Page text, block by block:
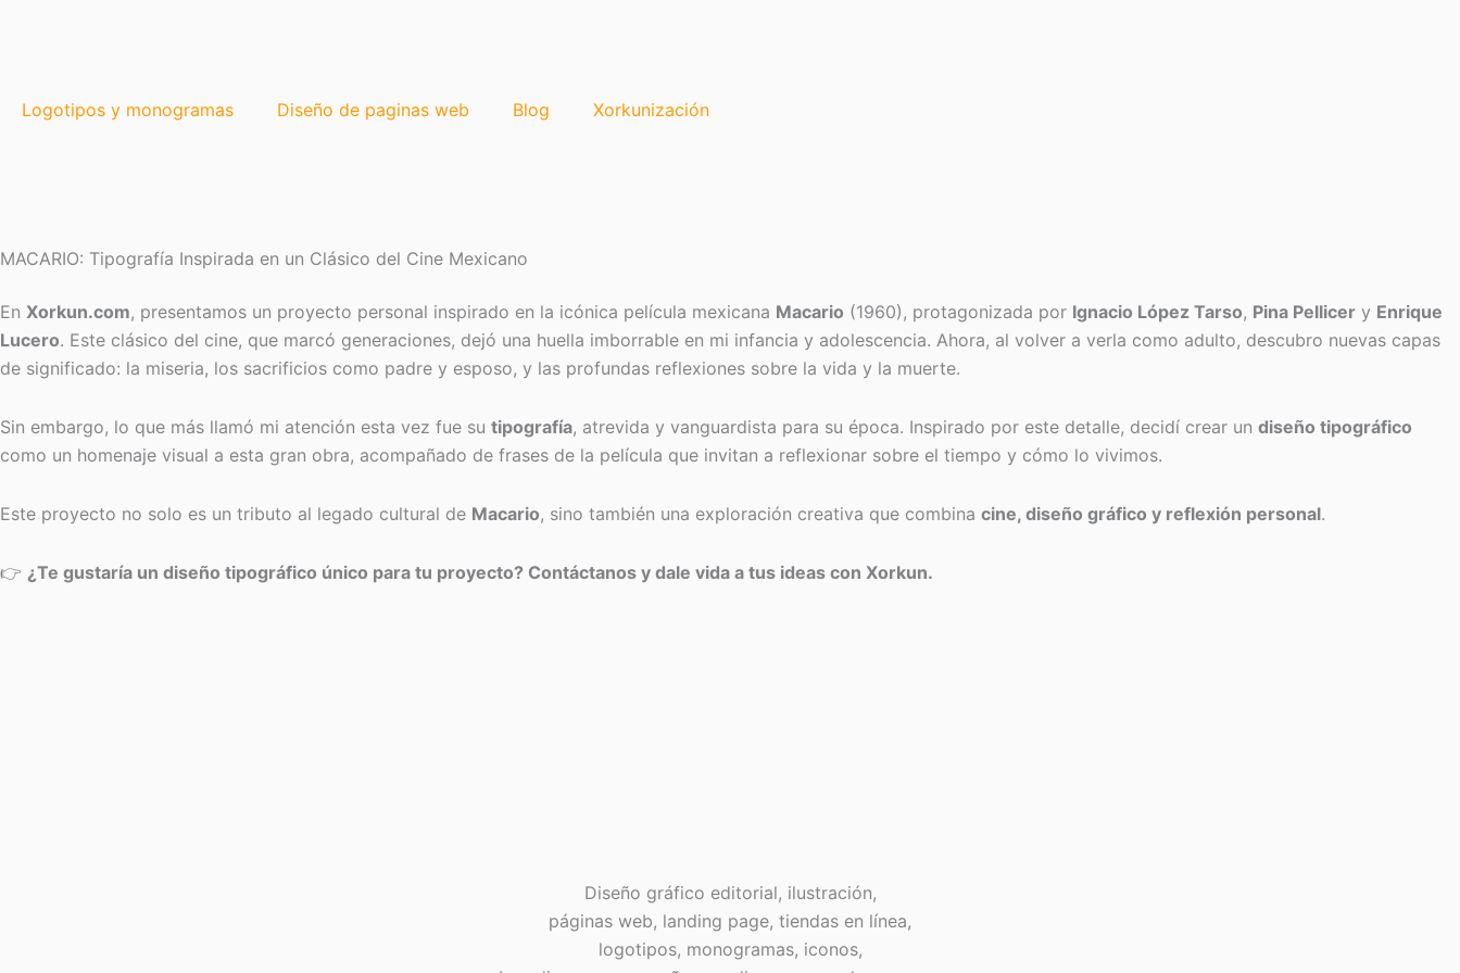
Logotipos y monogramas
Diseño de paginas web Blog Xorkunización
MACARIO: Tipografía Inspirada en un Clásico del Cine Mexicano
En Xorkun.com, presentamos un proyecto personal inspirado en la icónica película mexicana Macario (1960), protagonizada por Ignacio López Tarso, Pina Pellicer y Enrique
Lucero. Este clásico del cine, que marcó generaciones, dejó una huella imborrable en mi infancia y adolescencia. Ahora, al volver a verla como adulto, descubro nuevas capas
de significado: la miseria, los sacrificios como padre y esposo, y las profundas reflexiones sobre la vida y la muerte.
Sin embargo, lo que más llamó mi atención esta vez fue su tipografía, atrevida y vanguardista para su época. Inspirado por este detalle, decidí crear un diseño tipográfico
como un homenaje visual a esta gran obra, acompañado de frases de la película que invitan a reflexionar sobre el tiempo y cómo lo vivimos.
Este proyecto no solo es un tributo al legado cultural de Macario, sino también una exploración creativa que combina cine, diseño gráfico y reflexión personal.
👉 ¿Te gustaría un diseño tipográfico único para tu proyecto? Contáctanos y dale vida a tus ideas con Xorkun.
Diseño gráfico editorial, ilustración,
páginas web, landing page, tiendas en línea,
logotipos, monogramas, iconos,